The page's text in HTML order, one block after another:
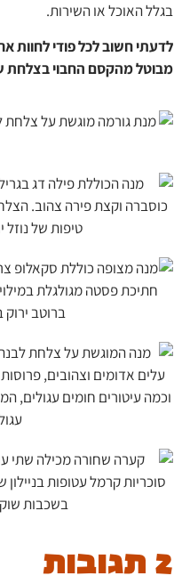
בגלל האוכל או השירות.
לדעתי חשוב לכל פודי לחוות
מבוטל מהקסם החבוי בצלחת
2 תגובות